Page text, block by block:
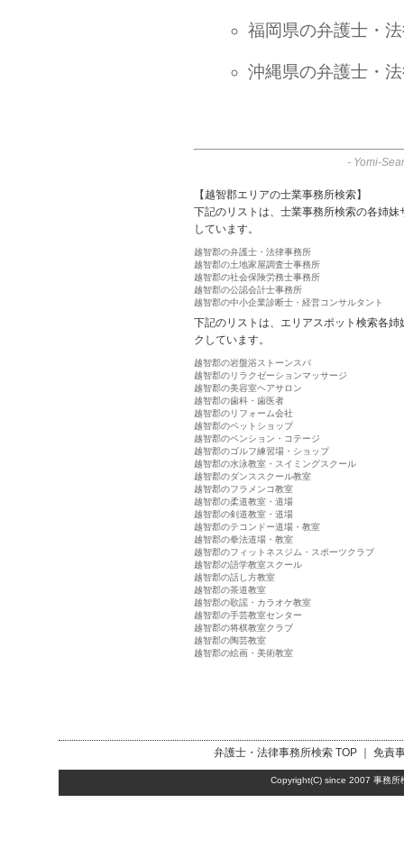
福岡県の弁護士・
沖縄県の弁護士・
- Yomi-
【越智郡エリアの士業事務所検索】
下記のリストは、士業事務所検索の各姉
しています。
越智郡の弁護士・法律事務所
越智郡の土地家屋調査士事務所
越智郡の社会保険労務士事務所
越智郡の公認会計士事務所
越智郡の中小企業診断士・経営コンサルタント
下記のリストは、エリアスポット検索各
クしています。
越智郡の岩盤浴ストーンスパ
越智郡のリラクゼーションマッサージ
越智郡の美容室ヘアサロン
越智郡の歯科・歯医者
越智郡のリフォーム会社
越智郡のペットショップ
越智郡のペンション・コテージ
越智郡のゴルフ練習場・ショップ
越智郡の水泳教室・スイミングスクール
越智郡のダンススクール教室
越智郡のフラメンコ教室
越智郡の柔道教室・道場
越智郡の剣道教室・道場
越智郡のテコンドー道場・教室
越智郡の拳法道場・教室
越智郡のフィットネスジム・スポーツクラブ
越智郡の語学教室スクール
越智郡の話し方教室
越智郡の茶道教室
越智郡の歌謡・カラオケ教室
越智郡の手芸教室センター
越智郡の将棋教室クラブ
越智郡の陶芸教室
越智郡の絵画・美術教室
弁護士・法律事務所検索TOP ｜ 免責
Copyright(C) since 2007 事務所